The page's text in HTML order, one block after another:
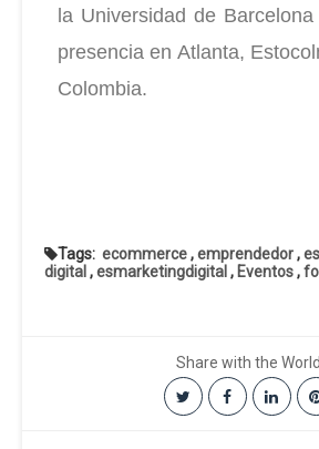
la Universidad de Barcelona
presencia en Atlanta,
Colombia.
Tags: ecommerce,emprendedor,
digital ,esmarketingdigital , Eventos,
Share with the World